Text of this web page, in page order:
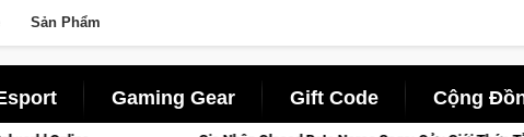
Sản Phẩm
Gaming Gear Gift Code Cộng